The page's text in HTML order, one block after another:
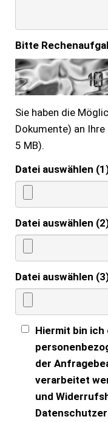
Bitte
Sie haben die
Dokumente) an
5 MB).
Datei auswählen
Datei auswählen
Datei auswählen
Hiermit bin ich
der
verarbeitet
und